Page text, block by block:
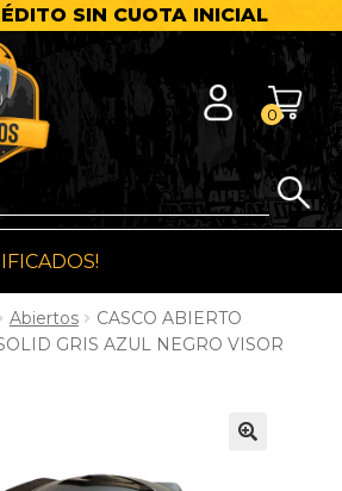
SIN CUOTA INICIAL
0
Abiertos
CASCO ABIERTO
GRIS AZUL NEGRO VISOR